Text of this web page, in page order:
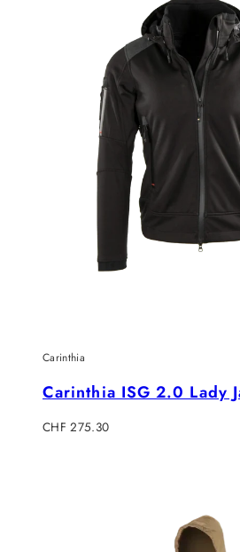
Carinthia
Carinthia ISG 2.0 Lady
Verkaufspreis
CHF 275.30